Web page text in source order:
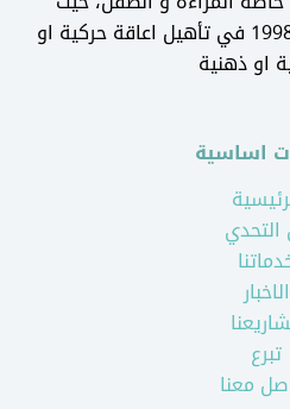
تعمل الجمعية منذ العام 1998 في تأهيل اعاقة حركية او
او ذهنية
اساسية
الاخبار
تبرع
معنا